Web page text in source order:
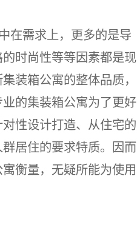
在需求上，更多的是导
时尚性等等因素都是现
装箱公寓的整体品质，
的集装箱公寓为了更好
性设计打造、从住宅的
居住的要求特质。因而
衡量，无疑所能为使用